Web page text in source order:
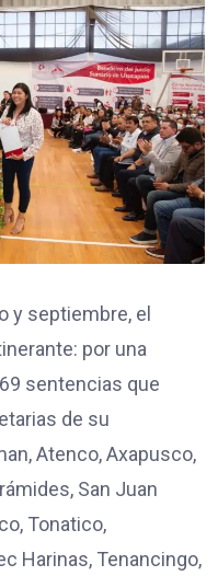
y septiembre, el
por una
sentencias que
de su
Atenco, Axapusco,
San Juan
Tonatico,
Harinas, Tenancingo,